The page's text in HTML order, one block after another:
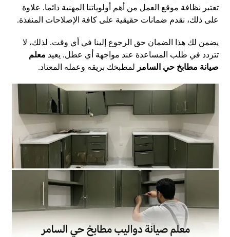
تعتبر نظافة موقع العمل من أهم أولوياتنا المهنية دائما. علاوة
على ذلك، نقدم ضمانات حقيقية على كافة الإصلاحات المنفذة.
يضمن لك هذا الضمان حق الرجوع إلينا في أي وقت. لذلك، لا
تتردد في طلب المساعدة عند مواجهة أي عطل. يعيد معلم
صيانة مطابخ حي السامر لمطبخك بريقه وعمله المعتاد.